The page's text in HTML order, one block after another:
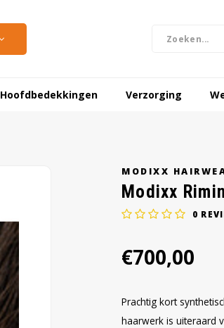
Hoofdbedekkingen Verzorging
MODIXX
Modixx
0
€700,00
Prachtig kort
haarwerk is uiteraard